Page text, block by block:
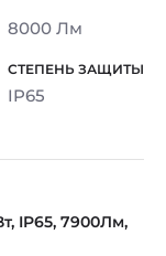
8000 Лм
IP65
IP65, 7900Лм,